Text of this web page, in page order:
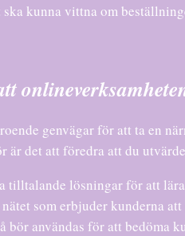
ska kunna vittna om
genvägar för att ta en
är det att föredra att du
tilltalande lösningar för att
som erbjuder kunderna
bör användas för att bedöma